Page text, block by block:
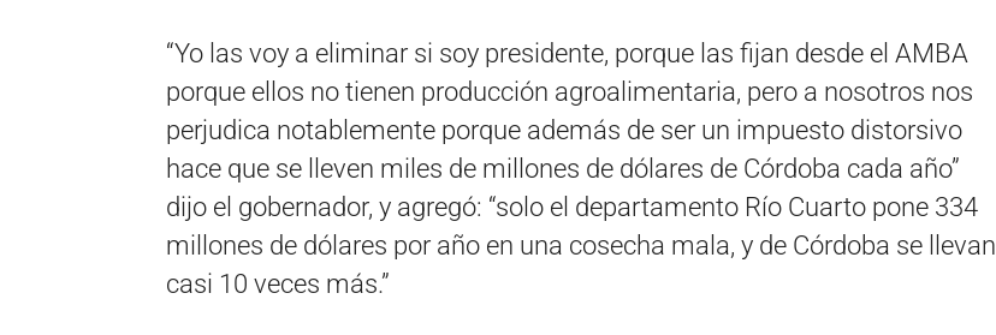
“Yo las voy a eliminar si soy presidente, porque las fijan desde el AMBA
porque ellos no tienen producción agroalimentaria, pero a nosotros nos
perjudica notablemente porque además de ser un impuesto distorsivo
hace que se lleven miles de millones de dólares de Córdoba cada año”
dijo el gobernador, y agregó: “solo el departamento Río Cuarto pone 334
millones de dólares por año en una cosecha mala, y de Córdoba se llevan
casi 10 veces más.”